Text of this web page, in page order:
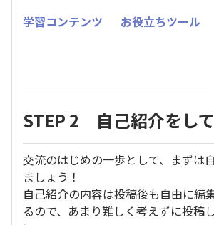
学習コンテンツ お役立ちツール
STEP 2 自己紹介をし
交流のはじめの一歩として、まずは
ましょう！
自己紹介の内容は投稿後も自由に編
るので、あまり難しく考えずに投稿